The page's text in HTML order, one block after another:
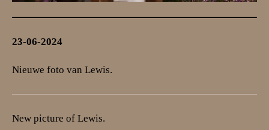
23-06-2024
Nieuwe foto van Lewis.
New picture of Lewis.